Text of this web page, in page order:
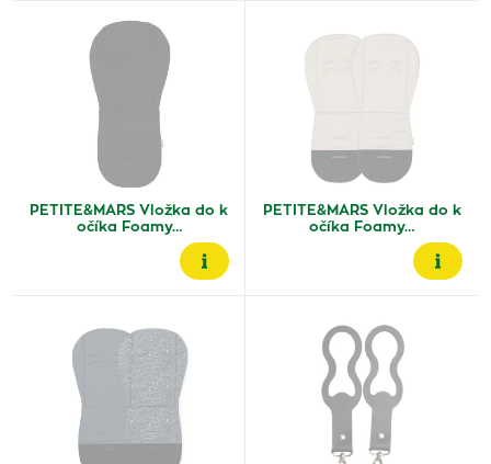
PETITE&MARS Vložka do k
očíka Foamy…
PETITE&MARS Vložka do k
očíka Foamy…